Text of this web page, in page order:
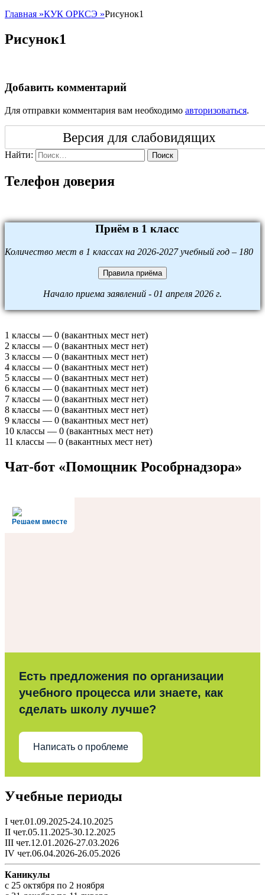
Главная »КУК ОРКСЭ »Рисунок1
Рисунок1
Добавить комментарий
Для отправки комментария вам необходимо авторизоваться.
Версия для слабовидящих
Найти: Поиск
Телефон доверия
Приём в 1 класс
Количество мест в 1 классах на 2026-2027 учебный год – 180
Правила приёма
Начало приема заявлений - 01 апреля 2026 г.
1 классы — 0 (вакантных мест нет)
2 классы — 0 (вакантных мест нет)
3 классы — 0 (вакантных мест нет)
4 классы — 0 (вакантных мест нет)
5 классы — 0 (вакантных мест нет)
6 классы — 0 (вакантных мест нет)
7 классы — 0 (вакантных мест нет)
8 классы — 0 (вакантных мест нет)
9 классы — 0 (вакантных мест нет)
10 классы — 0 (вакантных мест нет)
11 классы — 0 (вакантных мест нет)
Чат-бот «Помощник Рособрнадзора»
Решаем вместе
Есть предложения по организации
учебного процесса или знаете, как
сделать школу лучше?
Написать о проблеме
Учебные периоды
I чет.01.09.2025-24.10.2025
II чет.05.11.2025-30.12.2025
III чет.12.01.2026-27.03.2026
IV чет.06.04.2026-26.05.2026
Каникулы
c 25 октября по 2 ноября